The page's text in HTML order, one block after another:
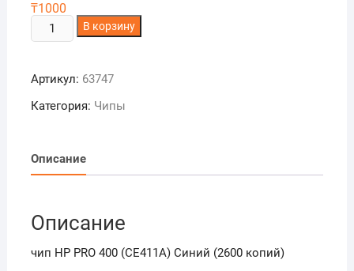
₸1000
Количество
товара
НР
PRO
Синий
(2600
В корзину
Артикул: 63747
Категория: Чипы
Описание
Описание
чип НР PRO 400 (CE411A) Синий (2600 копий)